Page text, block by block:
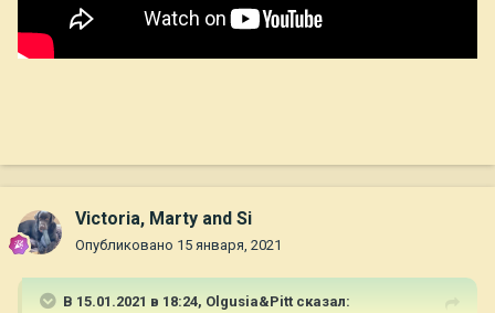
Victoria, Marty and Si
Опубликовано 15 января, 2021
В 15.01.2021 в 18:24, Olgusia&Pitt сказал: